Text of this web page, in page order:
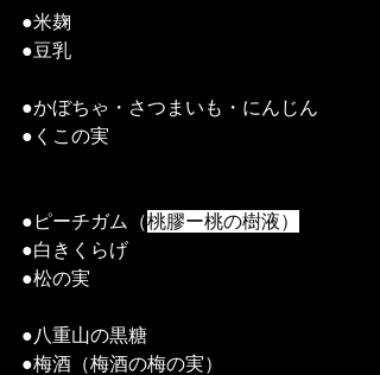
●米麹
●豆乳
●かぼちゃ・さつまいも・にんじん
●くこの実
●ピーチガム（桃膠ー桃の樹液）
●白きくらげ
●松の実
●八重山の黒糖
●梅酒（梅酒の梅の実）